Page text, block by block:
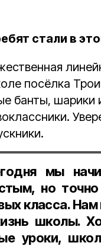
стали в
посёлка
банты, шарики
мы
но
класса. Нам
школы.
уроки,